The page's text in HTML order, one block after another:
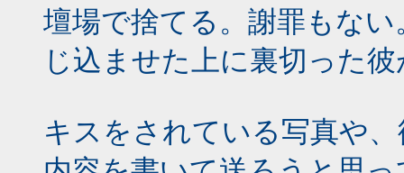
壇場で捨てる。謝罪もな
じ込ませた上に裏切った
キスをされている写真や